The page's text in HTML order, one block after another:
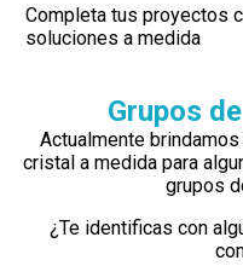
Completa tus proyectos
soluciones a medida
Grupos
Actualmente
cristal a medida para
grupos
¿Te identificas con